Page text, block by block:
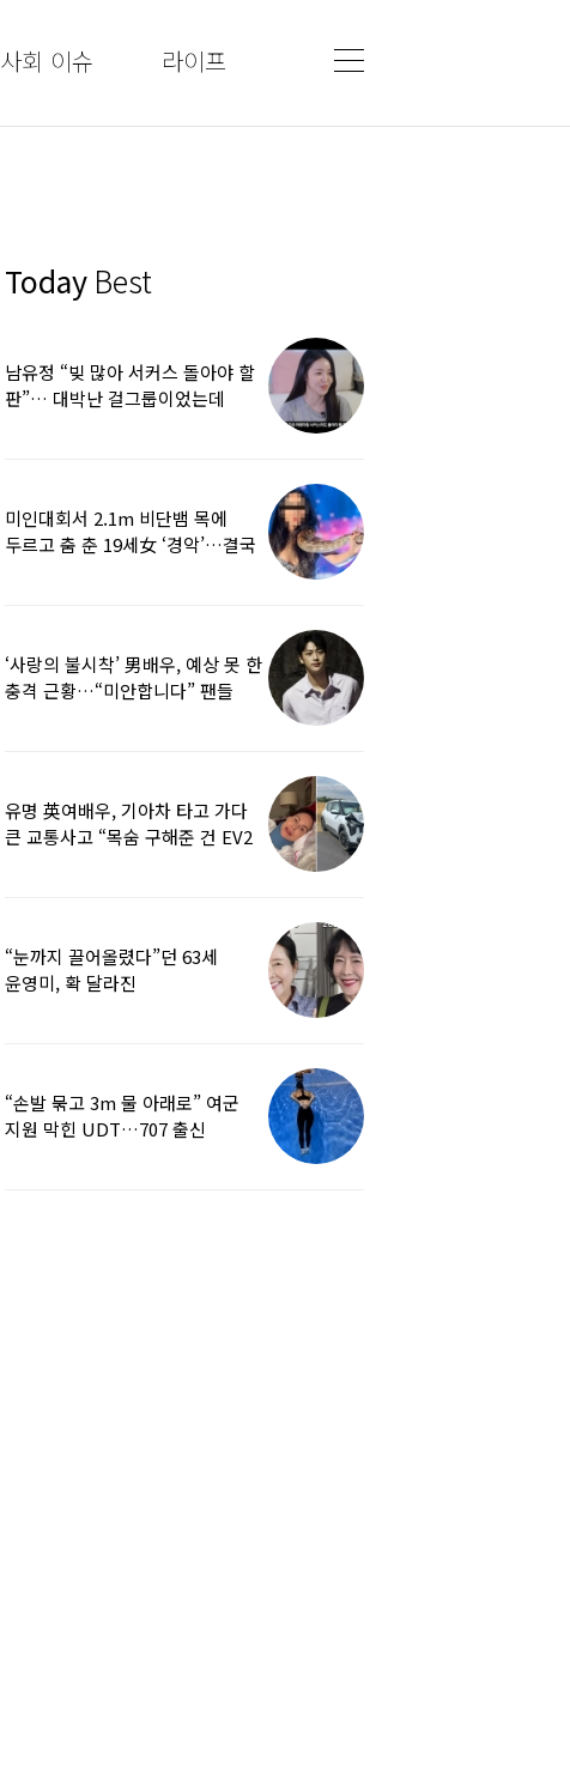
사회 이슈 라이프
Today Best
남유정 “빚 많아 서커스 돌아야 할
판”… 대박난 걸그룹이었는데
미인대회서 2.1m 비단뱀 목에
두르고 춤 춘 19세女 ‘경악’…결국
‘사랑의 불시착’ 男배우, 예상 못 한
충격 근황…“미안합니다” 팬들
유명 英여배우, 기아차 타고 가다
큰 교통사고 “목숨 구해준 건 EV2
“눈까지 끌어올렸다”던 63세
윤영미, 확 달라진
“손발 묶고 3m 물 아래로” 여군
지원 막힌 UDT…707 출신